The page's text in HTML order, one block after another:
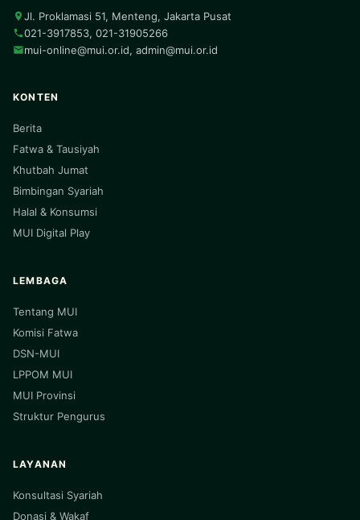
Jl. Proklamasi 51, Menteng, Jakarta Pusat
021-3917853, 021-31905266
mui-online@mui.or.id, admin@mui.or.id
KONTEN
Berita
Fatwa & Tausiyah
Khutbah Jumat
Bimbingan Syariah
Halal & Konsumsi
MUI Digital Play
LEMBAGA
Tentang MUI
Komisi Fatwa
DSN-MUI
LPPOM MUI
MUI Provinsi
Struktur Pengurus
LAYANAN
Konsultasi Syariah
Donasi & Wakaf